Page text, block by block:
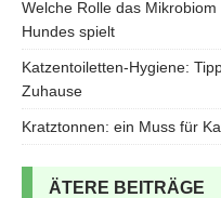
Welche Rolle das
Hundes spielt
Katzentoiletten-Hygiene:
Zuhause
Kratztonnen: ein Muss für
ÄTERE BEITRÄGE